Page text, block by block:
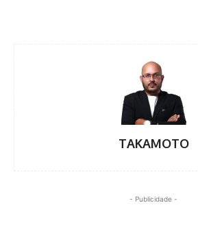
TAKAMOTO
- Publicidade -